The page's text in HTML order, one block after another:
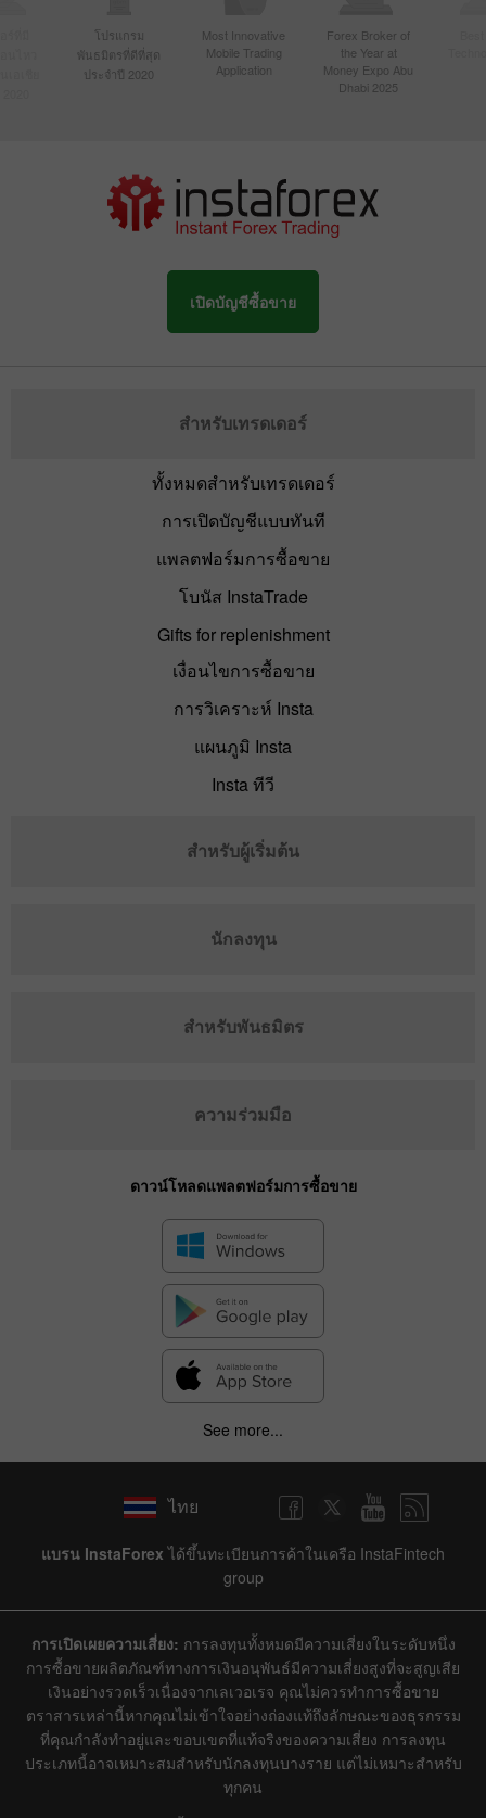
โปรแกรม
พันธมิตรที่ดีที่สุด
ประจำปี 2020
Most Innovative
Mobile Trading
Application
Forex Broker of
the Year at
Money Expo Abu
Dhabi 2025
เปิดบัญชีซื้อขาย
สำหรับเทรดเดอร์
ทั้งหมดสำหรับเทรดเดอร์
การเปิดบัญชีแบบทันที
แพลตฟอร์มการซื้อขาย
โบนัส InstaTrade
Gifts for replenishment
เงื่อนไขการซื้อขาย
การวิเคราะห์ Insta
แผนภูมิ Insta
Insta ทีวี
สำหรับผู้เริ่มต้น
นักลงทุน
สำหรับพันธมิตร
ความร่วมมือ
ดาวน์โหลดแพลตฟอร์มการซื้อขาย
See more...
ไทย
แบรน InstaForex ได้ขึ้นทะเบียนการค้าในเครือ InstaFintech
group
การเปิดเผยความเสี่ยง: การลงทุนทั้งหมดมีความเสี่ยงในระดับหนึ่ง
การซื้อขายผลิตภัณฑ์ทางการเงินอนุพันธ์มีความเสี่ยงสูงที่จะสูญเสีย
เงินอย่างรวดเร็วเนื่องจากเลเวอเรจ คุณไม่ควรทำการซื้อขาย
ตราสารเหล่านี้หากคุณไม่เข้าใจอย่างถ่องแท้ถึงลักษณะของธุรกรรม
ที่คุณกำลังทำอยู่และขอบเขตที่แท้จริงของความเสี่ยง การลงทุน
ประเภทนี้อาจเหมาะสมสำหรับนักลงทุนบางราย แต่ไม่เหมาะสำหรับ
ทุกคน